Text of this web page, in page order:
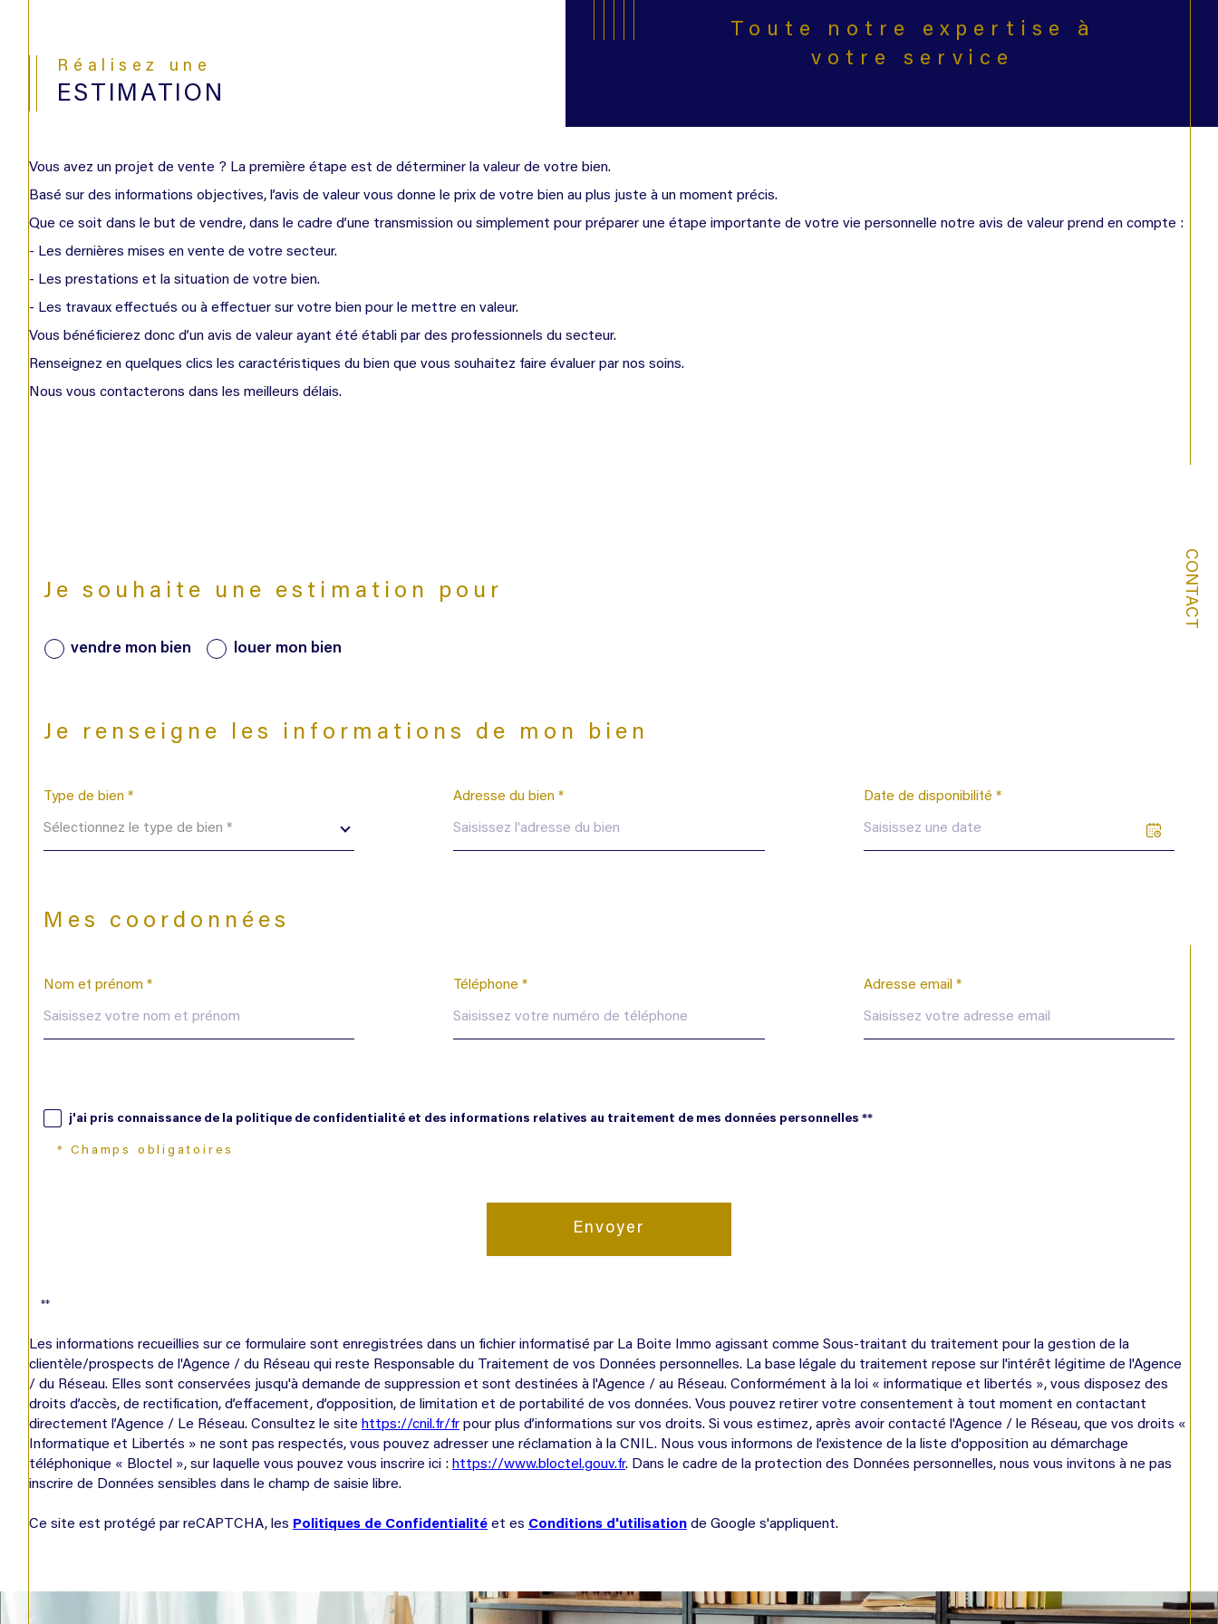
CONTACT
Toute notre expertise à
votre service
Réalisez une
ESTIMATION
Vous avez un projet de vente ? La première étape est de déterminer la valeur de votre bien.
Basé sur des informations objectives, l’avis de valeur vous donne le prix de votre bien au plus juste à un moment précis.
Que ce soit dans le but de vendre, dans le cadre d’une transmission ou simplement pour préparer une étape importante de votre vie personnelle notre avis de valeur prend en compte :
- Les dernières mises en vente de votre secteur.
- Les prestations et la situation de votre bien.
- Les travaux effectués ou à effectuer sur votre bien pour le mettre en valeur.
Vous bénéficierez donc d’un avis de valeur ayant été établi par des professionnels du secteur.
Renseignez en quelques clics les caractéristiques du bien que vous souhaitez faire évaluer par nos soins.
Nous vous contacterons dans les meilleurs délais.
Je souhaite une estimation pour
vendre mon bien louer mon bien
Je renseigne les informations de mon bien
Type de bien *
Sélectionnez le type de bien *
Adresse du bien * Date de disponibilité *
Mes coordonnées
Nom et prénom * Téléphone * Adresse email *
j'ai pris connaissance de la politique de confidentialité et des informations relatives au traitement de mes données personnelles **
* Champs obligatoires
Envoyer
**
Les informations recueillies sur ce formulaire sont enregistrées dans un fichier informatisé par La Boite Immo agissant comme Sous-traitant du traitement pour la gestion de la
clientèle/prospects de l'Agence / du Réseau qui reste Responsable du Traitement de vos Données personnelles. La base légale du traitement repose sur l'intérêt légitime de l'Agence
/ du Réseau. Elles sont conservées jusqu'à demande de suppression et sont destinées à l'Agence / au Réseau. Conformément à la loi « informatique et libertés », vous disposez des
droits d’accès, de rectification, d’effacement, d’opposition, de limitation et de portabilité de vos données. Vous pouvez retirer votre consentement à tout moment en contactant
directement l’Agence / Le Réseau. Consultez le site https://cnil.fr/fr pour plus d’informations sur vos droits. Si vous estimez, après avoir contacté l'Agence / le Réseau, que vos droits «
Informatique et Libertés » ne sont pas respectés, vous pouvez adresser une réclamation à la CNIL. Nous vous informons de l’existence de la liste d'opposition au démarchage
téléphonique « Bloctel », sur laquelle vous pouvez vous inscrire ici : https://www.bloctel.gouv.fr. Dans le cadre de la protection des Données personnelles, nous vous invitons à ne pas
inscrire de Données sensibles dans le champ de saisie libre.
Ce site est protégé par reCAPTCHA, les Politiques de Confidentialité et es Conditions d'utilisation de Google s'appliquent.